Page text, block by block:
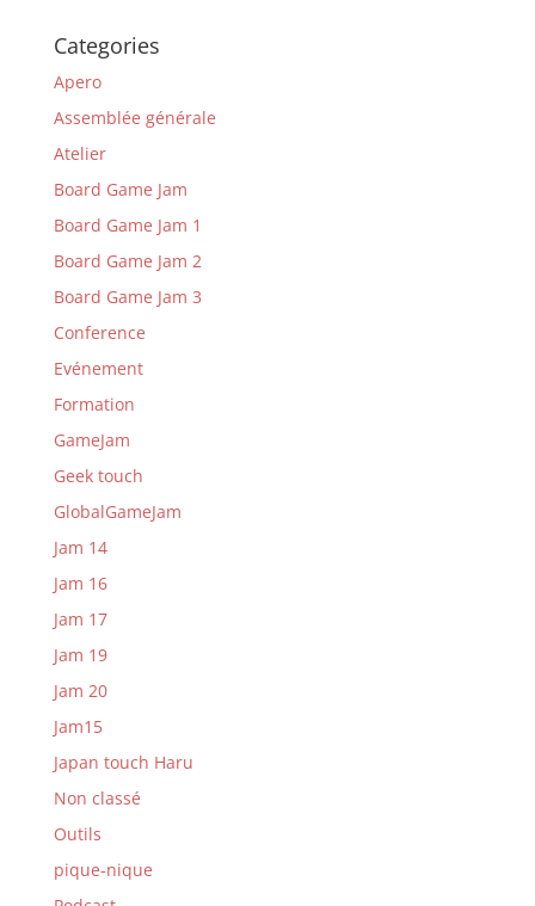
Categories
Apero
Assemblée générale
Atelier
Board Game Jam
Board Game Jam 1
Board Game Jam 2
Board Game Jam 3
Conference
Evénement
Formation
GameJam
Geek touch
GlobalGameJam
Jam 14
Jam 16
Jam 17
Jam 19
Jam 20
Jam15
Japan touch Haru
Non classé
Outils
pique-nique